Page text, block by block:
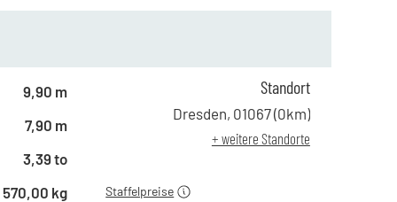
9,90 m
7,90 m
3,39 to
570,00 kg
ab 5 Tagen
99,00 €
ab 15 Tagen
ab 21 Tagen
Staffelpreise
Standort
Dresden, 01067(0km)
+ weitere Standorte